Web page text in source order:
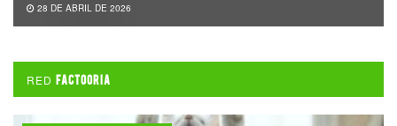
28 DE ABRIL DE 2026
RED FACTOORIA